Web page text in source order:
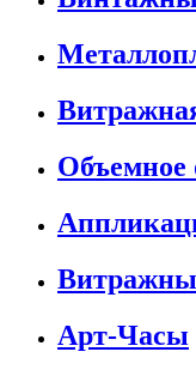
Объемное
Арт-Часы